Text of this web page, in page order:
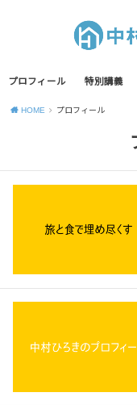
プロフィール 特別講義
HOME プロフィール